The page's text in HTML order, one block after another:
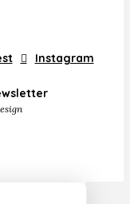
Instagram